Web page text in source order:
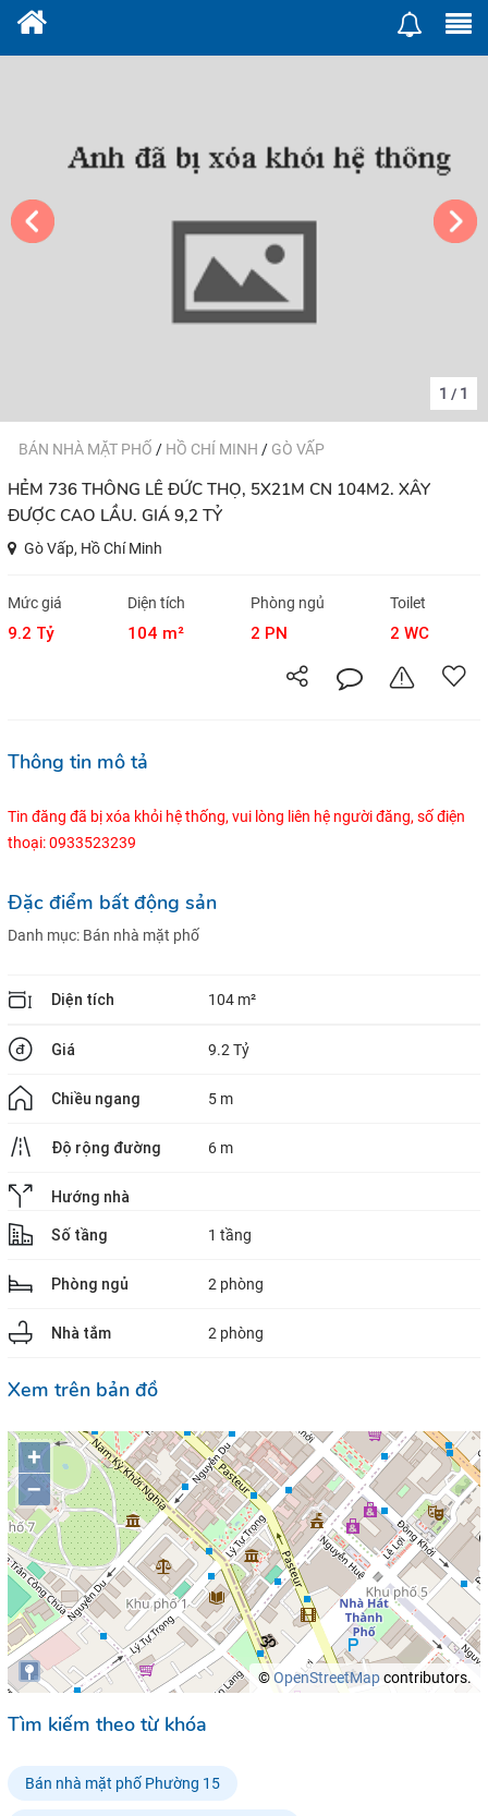
1 / 1
BÁN NHÀ MẶT PHỐ / HỒ CHÍ MINH / GÒ VẤP
HẺM 736 THÔNG LÊ ĐỨC THỌ, 5X21M CN 104M2. XÂY
ĐƯỢC CAO LẦU. GIÁ 9,2 TỶ
Gò Vấp, Hồ Chí Minh
Mức giá
9.2 Tỷ
Diện tích
104 m²
Phòng ngủ
2 PN
Toilet
2 WC
Thông tin mô tả
Tin đăng đã bị xóa khỏi hệ thống, vui lòng liên hệ người đăng, số điện
thoại: 0933523239
Đặc điểm bất động sản
Danh mục: Bán nhà mặt phố
Diện tích 104 m²
Giá 9.2 Tỷ
Chiều ngang 5 m
Độ rộng đường 6 m
Hướng nhà
Số tầng
1 tầng
Phòng ngủ 2 phòng
Nhà tắm 2 phòng
Xem trên bản đồ
+
–
©OpenStreetMapcontributors.
Tìm kiếm theo từ khóa
Bán nhà mặt phố Phường 15